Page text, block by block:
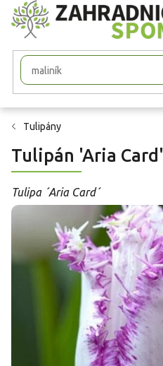
Přejít
na
obsah
Tulipány
Tulipán 'Aria Card'
Tulipa ´Aria Card´